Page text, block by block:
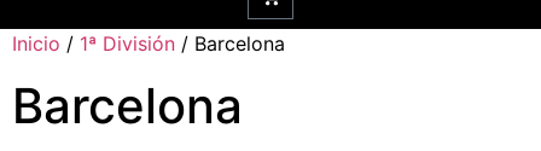
Inicio / 1ª División / Barcelona
Barcelona